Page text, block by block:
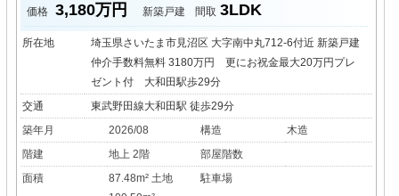
価格 3,180万円 新築戸建 間取 3LDK
所在地
埼玉県さいたま市見沼区 大字南中丸712-6付近 新築戸建
仲介手数料無料 3180万円 更にお祝金最大20万円プレ
ゼント付 大和田駅歩29分
交通
東武野田線大和田駅 徒歩29分
築年月
2026/08 構造
木造
階建
地上 2階
部屋階数
面積
87.48m² 土地
駐車場